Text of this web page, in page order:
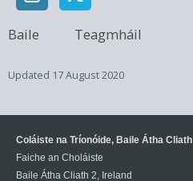
Baile Teagmháil
Updated 17 August 2020
Coláiste na Tríonóide, Baile Átha Cliath
Faiche an Choláiste
Baile Átha Cliath 2, Ireland